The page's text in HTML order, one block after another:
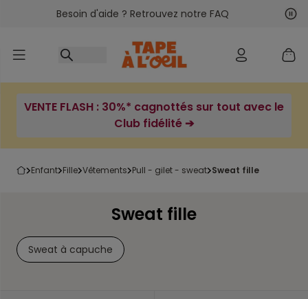
Accéder au contenu
Besoin d'aide ? Retrouvez notre FAQ
VENTE FLASH : 30%* cagnottés sur tout avec le
Club fidélité ➔
enfant fille vêtements pull - gilet - sweat sweat fille
Sweat fille
Sweat à capuche